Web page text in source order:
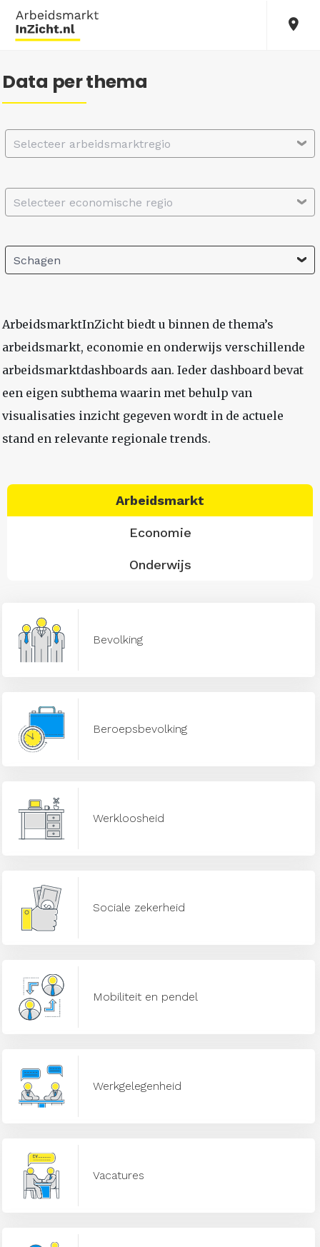
Data per thema
Selecteer arbeidsmarktregio
Selecteer economische regio
Schagen
ArbeidsmarktInZicht biedt u binnen de thema’s
arbeidsmarkt, economie en onderwijs verschillende
arbeidsmarktdashboards aan. Ieder dashboard bevat
een eigen subthema waarin met behulp van
visualisaties inzicht gegeven wordt in de actuele
stand en relevante regionale trends.
Arbeidsmarkt
Economie
Onderwijs
Bevolking
Beroepsbevolking
Werkloosheid
Sociale zekerheid
Mobiliteit en pendel
Werkgelegenheid
Vacatures